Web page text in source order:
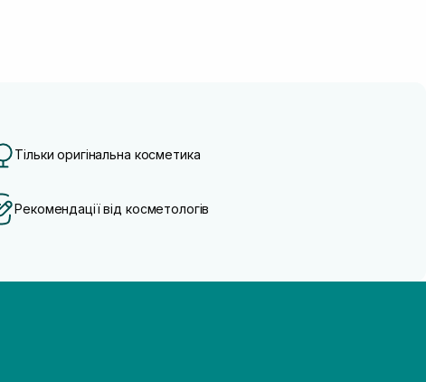
Тільки оригінальна косметика
Рекомендації від косметологів